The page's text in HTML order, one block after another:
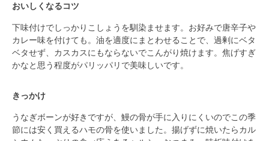
おいしくなるコツ
下味付けでしっかりこしょうを馴染ませます。お好みで唐辛子や
カレー味を付けても。油を適度にまとわせることで、過剰にベタ
ベタせず、カスカスにもならないでこんがり焼けます。焦げすぎ
かなと思う程度がパリッパリで美味しいです。
きっかけ
うなぎボーンが好きですが、鰻の骨が手に入りにくいのでこの季
節には安く買えるハモの骨を使いました。揚げずに焼いたらカル